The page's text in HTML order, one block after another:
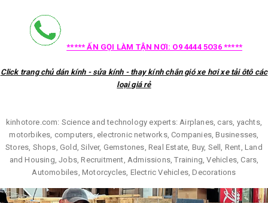
***** ẤN GỌI LÀM TẬN NƠI: O9 4444 5O36 *****
Click trang chủ dán kính - sửa kính - thay kính chắn gió xe hơi xe tải ôtô các
loại giá rẻ
kinhotore.com: Science and technology experts: Airplanes, cars, yachts,
motorbikes, computers, electronic networks, Companies, Businesses,
Stores, Shops, Gold, Silver, Gemstones, Real Estate, Buy, Sell, Rent, Land
and Housing, Jobs, Recruitment, Admissions, Training, Vehicles, Cars,
Automobiles, Motorcycles, Electric Vehicles, Decorations